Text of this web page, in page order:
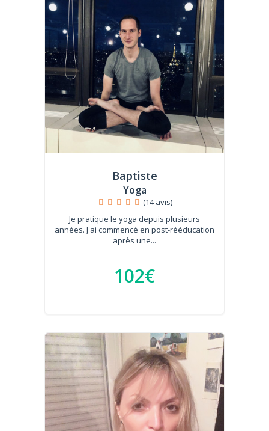
Baptiste
Yoga
(14 avis)
Je pratique le yoga depuis plusieurs
années. J'ai commencé en post-rééducation
après une...
102€